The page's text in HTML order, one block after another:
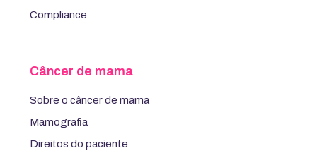
Compliance
Câncer de mama
Sobre o câncer de mama
Mamografia
Direitos do paciente